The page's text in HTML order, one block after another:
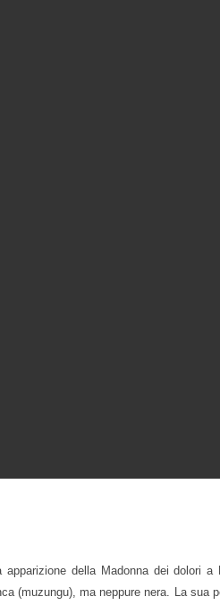
apparizione della Madonna dei dolori
(muzungu), ma neppure nera. La sua